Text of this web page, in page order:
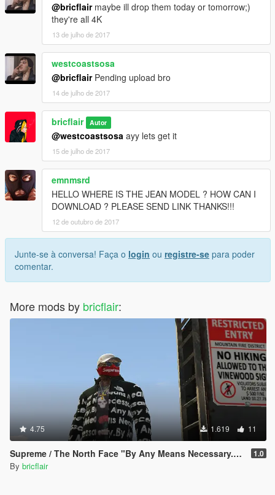
@bricflairmaybe ill drop them today or tomorrow;)
they're all 4K
13 de julho de 2017
westcoastsosa
@bricflairPending upload bro
14 de julho de 2017
bricflair Autor
@westcoastsosa ayy lets get it
15 de julho de 2017
emnmsrd
HELLO WHERE IS THE JEAN MODEL ? HOW CAN I
DOWNLOAD ? PLEASE SEND LINK THANKS!!!
12 de outubro de 2017
Junte-se à conversa! Faça o login ou registre-se para poder
comentar.
More mods by bricflair:
4.75 1.619 11
Supreme / The North Face "By Any Means Necessary." Hooded Jacket pack 1.0
By bricflair